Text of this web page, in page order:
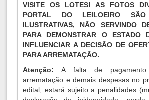
ATENÇÃO! VENDA NO ESTADO QUE
VISITE OS LOTES! AS FOTOS
PORTAL DO LEILOEIRO SÃO
ILUSTRATIVAS, NÃO SERVINDO
PARA DEMONSTRAR O ESTADO
INFLUENCIAR A DECISÃO DE
PARA ARREMATAÇÃO.